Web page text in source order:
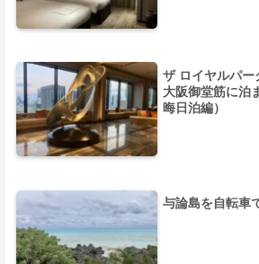
ザ ロイヤルパー
大阪御堂筋に泊
晦日泊編）
与論島を自転車